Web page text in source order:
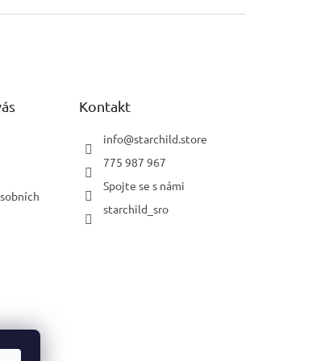
Kontakt
info@starchild.store
775 987 967
Spojte se s námi
starchild_sro